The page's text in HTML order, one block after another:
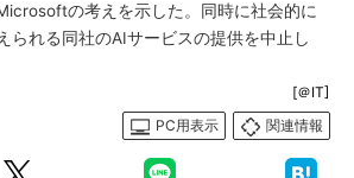
の考えを示した。同時に社会的に
られる同社のAIサービスの提供を中止し
[＠IT]
PC用表示
関連情報